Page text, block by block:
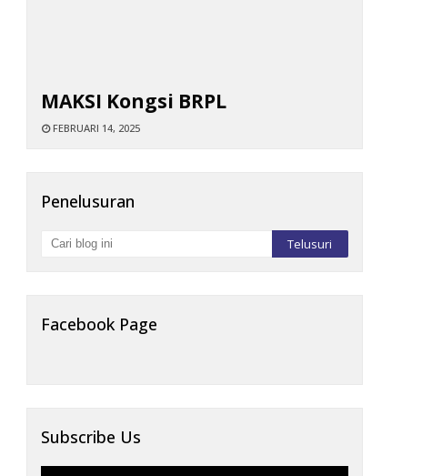
MAKSI Kongsi BRPL
FEBRUARI 14, 2025
Penelusuran
Facebook Page
Subscribe Us